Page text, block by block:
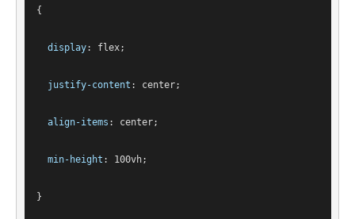
{
display: flex;
justify-content : center;
align-items : center;
min-height : 100vh;
}